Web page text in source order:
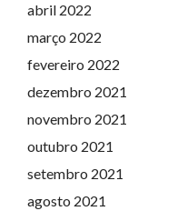
abril 2022
março 2022
fevereiro 2022
dezembro 2021
novembro 2021
outubro 2021
setembro 2021
agosto 2021